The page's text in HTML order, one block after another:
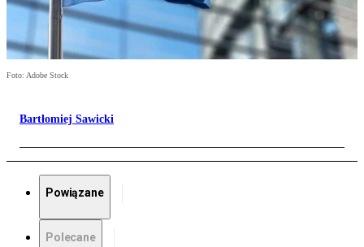
Foto: Adobe Stock
Bartłomiej Sawicki
Powiązane
Polecane